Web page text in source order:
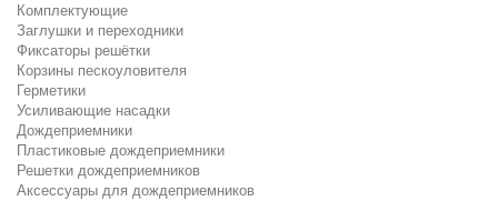
Комплектующие
Заглушки и переходники
Фиксаторы решётки
Корзины пескоуловителя
Герметики
Усиливающие насадки
Дождеприемники
Пластиковые дождеприемники
Решетки дождеприемников
Аксессуары для дождеприемников